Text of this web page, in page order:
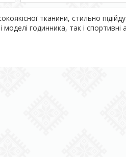
тканини, стильно
моделі годинника, так і спортивні